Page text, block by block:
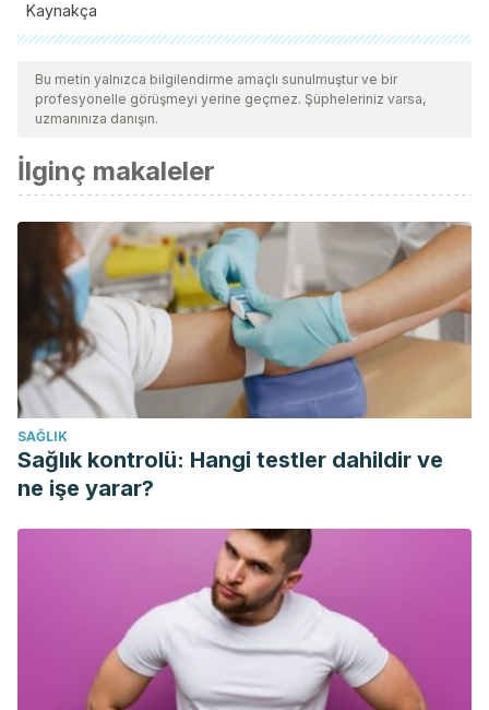
Kaynakça
Tüm alıntı yapılan kaynaklar, kalitelerini, güvenilirliklerini,
güncelliklerini ve geçerliliklerini sağlamak için ekibimiz
tarafından derinlemesine incelendi. Bu makalenin bibliyografisi
kabul edildi.
Adom, K. K., & Liu, R. H. (2002). Antioxidant activity of
grains. Journal of Agricultural and Food Chemistry.
https://doi.org/10.1021/jf0205099
Katz, D. L. (2001). A Scientific Review of the Health Benefits
of Oats. Public Health.
https://doi.org/10.1007/978-3-642-
19231-9
Meydani, M. (2009). Potential health benefits of
avenanthramides of oats. Nutrition Reviews.
https://doi.org/10.1111/j.1753-4887.2009.00256.x
Clemens, R., & Van Klinken, B. J. W. (2014). Oats, more than
just a whole grain: An introduction. In British Journal of
https://doi.org/10.1017/S0007114514002712
Bu metin yalnızca bilgilendirme amaçlı sunulmuştur ve bir
profesyonelle görüşmeyi yerine geçmez. Şüpheleriniz varsa,
uzmanınıza danışın.
İlginç makaleler
SAĞLIK
Sağlık kontrolü: Hangi testler dahildir ve
ne işe yarar?